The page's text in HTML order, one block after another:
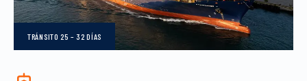
TRÁNSITO 25 – 32 DÍAS